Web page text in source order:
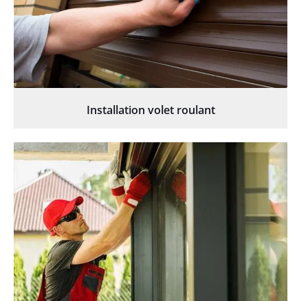
Installation volet roulant